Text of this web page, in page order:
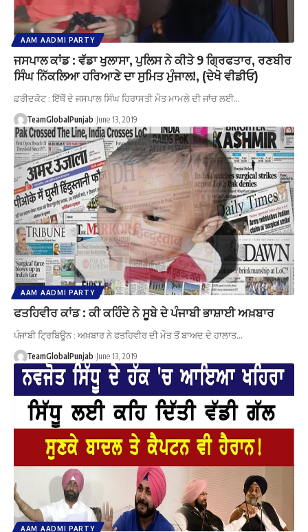
AAM AADMI PARTY
ਜਸਪਾਲ ਕਾਂਡ : ਵੱਡਾ ਖੁਲਾਸਾ, ਪੁਲਿਸ ਨੇ ਕੀਤੇ 9 ਗ੍ਰਿਫਤਾਰ, ਰਣਬੀਰ
ਸਿੰਘ ਨਿੱਕਲਿਆ ਹਰਿਆਣੇ ਦਾ ਸੁਮਿਤ ਮੁੰਜਾਲ!, (ਦੇਖੋ ਵੀਡੀਓ)
ਫ਼ਰੀਦਕੋਟ : ਇੱਥੋਂ ਦੇ ਜਸਪਾਲ ਸਿੰਘ ਹਿਰਾਸਤੀ ਮੌਤ ਮਾਮਲੇ ਦੀ ਜਾਂਚ ਲਈ…
TeamGlobalPunjab June 13, 2019
AAM AADMI PARTY
ਫਤਹਿਵੀਰ ਕਾਂਡ : ਕੀ ਕਹਿੰਦੇ ਨੇ ਸੂਬੇ ਦੇ ਪੰਜਾਬੀ ਭਾਸ਼ਾਈ ਅਖ਼ਬਾਰ
ਪੰਜਾਬੀ ਟ੍ਰਿਬਿਊਨ : ਅਖ਼ਬਾਰ ਨੇ ਫਤਹਿਵੀਰ ਦੀ ਮੌਤ ਤੋਂ ਬਾਅਦ ਦੇ ਹਾਲਾਤ…
TeamGlobalPunjab June 13, 2019
AAM AADMI PARTY